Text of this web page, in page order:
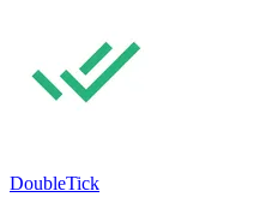
DoubleTick